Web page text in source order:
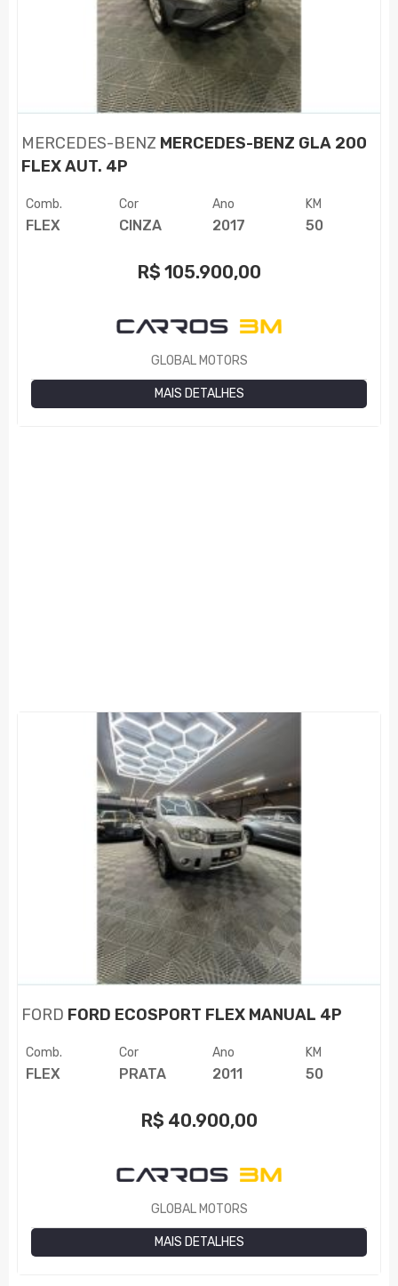
MERCEDES-BENZ MERCEDES-BENZ GLA 200
FLEX AUT. 4P
Comb.
FLEX
Cor
CINZA
Ano
2017
KM
50
R$ 105.900,00
GLOBAL MOTORS
MAIS DETALHES
FORD FORD ECOSPORT FLEX MANUAL 4P
Comb.
FLEX
Cor
PRATA
Ano
2011
KM
50
R$ 40.900,00
GLOBAL MOTORS
MAIS DETALHES